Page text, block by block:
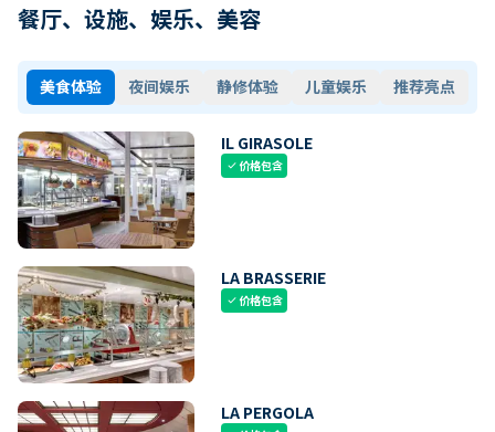
餐厅、设施、娱乐、美容
美食体验 夜间娱乐 静修体验 儿童娱乐 推荐亮点
IL GIRASOLE
check价格包含
LA BRASSERIE
check价格包含
LA PERGOLA